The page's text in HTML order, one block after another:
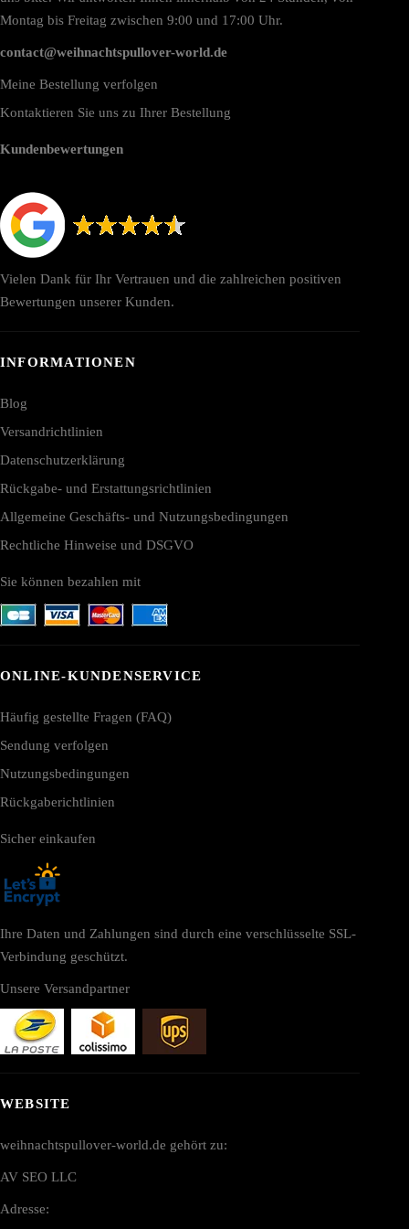
Montag bis Freitag zwischen 9:00 und 17:00 Uhr.
contact@weihnachtspullover-world.de
Meine Bestellung verfolgen
Kontaktieren Sie uns zu Ihrer Bestellung
Kundenbewertungen
Vielen Dank für Ihr Vertrauen und die zahlreichen positiven
Bewertungen unserer Kunden.
INFORMATIONEN
Blog
Versandrichtlinien
Datenschutzerklärung
Rückgabe- und Erstattungsrichtlinien
Allgemeine Geschäfts- und Nutzungsbedingungen
Rechtliche Hinweise und DSGVO
Sie können bezahlen mit
ONLINE-KUNDENSERVICE
Häufig gestellte Fragen (FAQ)
Sendung verfolgen
Nutzungsbedingungen
Rückgaberichtlinien
Sicher einkaufen
Ihre Daten und Zahlungen sind durch eine verschlüsselte SSL-
Verbindung geschützt.
Unsere Versandpartner
WEBSITE
weihnachtspullover-world.de gehört zu:
AV SEO LLC
Adresse: